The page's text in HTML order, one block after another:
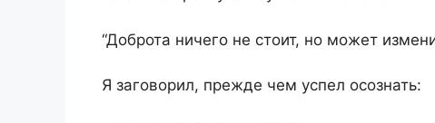
“Доброта ничего не стоит, но может
Я заговорил, прежде чем успел осознать: